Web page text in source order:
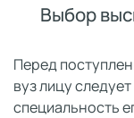
Выбор
Перед
вуз лицу
специальность